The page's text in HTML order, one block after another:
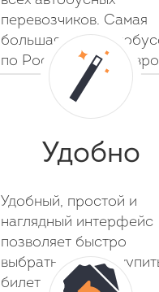
перевозчиков. Самая
большая база
по России, СНГ и
Удобно
Удобный, простой и
наглядный интерфейс
позволяет быстро
выбрать место и
билет на автобус.